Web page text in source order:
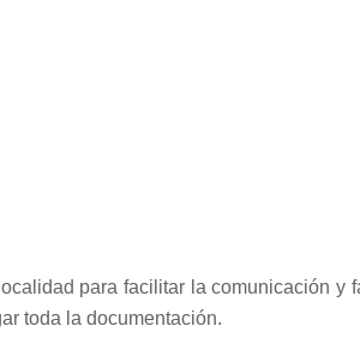
para facilitar la comunicación y
toda la documentación.